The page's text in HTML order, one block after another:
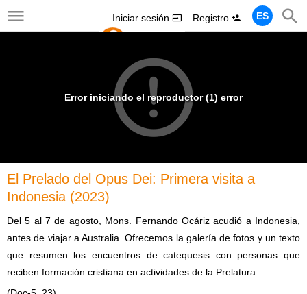
ES
Iniciar sesión Registro
Error iniciando el reproductor (1) error
El Prelado del Opus Dei: Primera visita a
Indonesia (2023)
Del 5 al 7 de agosto, Mons. Fernando Ocáriz acudió a Indonesia,
antes de viajar a Australia. Ofrecemos la galería de fotos y un texto
que resumen los encuentros de catequesis con personas que
reciben formación cristiana en actividades de la Prelatura.